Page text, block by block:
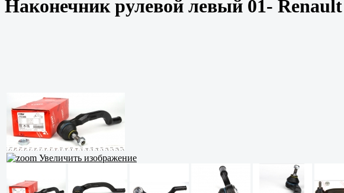
Наконечник рулевой левый 01-
Увеличить изображение